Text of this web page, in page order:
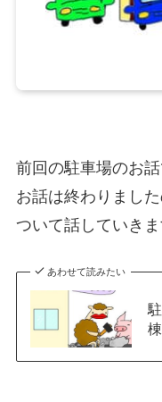
前回の駐車場のお
お話は終わりまし
ついて話していきま
あわせて読みたい